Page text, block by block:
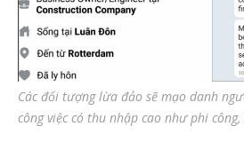
Các đối tượng lừa đảo sẽ mạo danh
công việc có thu nhập cao như phi công,